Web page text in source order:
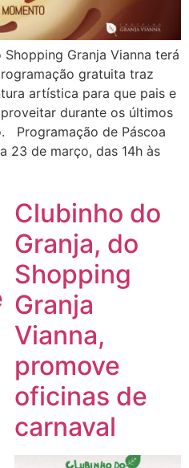
Granja Vianna terá
gratuita traz
artística para que pais e
durante os últimos
Programação de Páscoa
23 de março, das 14h às
Clubinho do
Granja, do
Shopping
Granja
Vianna,
promove
oficinas de
carnaval